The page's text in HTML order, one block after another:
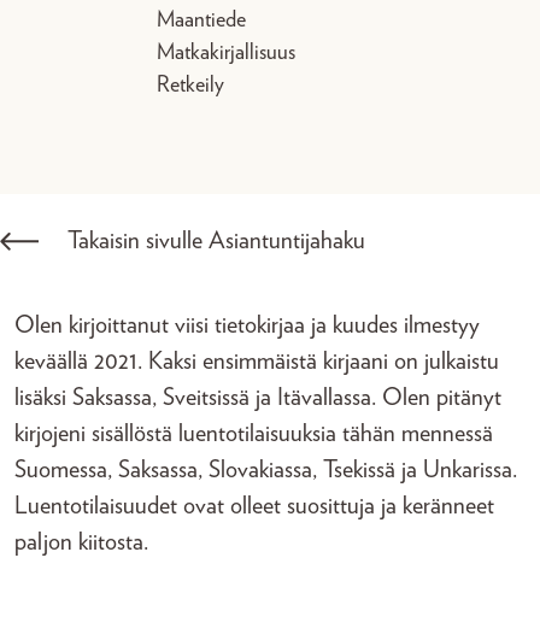
Maantiede
Matkakirjallisuus
Retkeily
Takaisin sivulle Asiantuntijahaku
Olen kirjoittanut viisi tietokirjaa ja kuudes ilmestyy
keväällä 2021. Kaksi ensimmäistä kirjaani on julkaistu
lisäksi Saksassa, Sveitsissä ja Itävallassa. Olen pitänyt
kirjojeni sisällöstä luentotilaisuuksia tähän mennessä
Suomessa, Saksassa, Slovakiassa, Tsekissä ja Unkarissa.
Luentotilaisuudet ovat olleet suosittuja ja keränneet
paljon kiitosta.